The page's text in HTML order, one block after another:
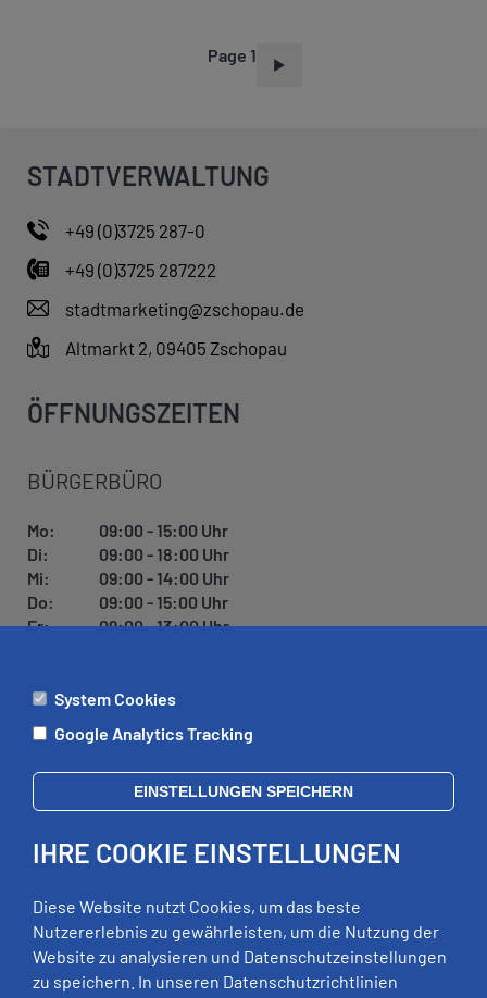
Page 1
STADTVERWALTUNG
+49 (0)3725 287-0
+49 (0)3725 287222
stadtmarketing@zschopau.de
Altmarkt 2, 09405 Zschopau
ÖFFNUNGSZEITEN
BÜRGERBÜRO
Mo:
09:00 - 15:00 Uhr
Di:
09:00 - 18:00 Uhr
Mi:
09:00 - 14:00 Uhr
Do:
09:00 - 15:00 Uhr
Fr:
09:00 - 13:00 Uhr
ÄMTER
Di:
09:00 - 12:00 Uhr, 13:00 - 18:00 Uhr
Mi:
geschlossen
Fr:
09:00 - 12:00 Uhr
RECHTLICHES
System Cookies
Google Analytics Tracking
EINSTELLUNGEN SPEICHERN
IHRE COOKIE EINSTELLUNGEN
Diese Website nutzt Cookies, um das beste
Nutzererlebnis zu gewährleisten, um die Nutzung der
Website zu analysieren und Datenschutzeinstellungen
zu speichern. In unseren Datenschutzrichtlinien